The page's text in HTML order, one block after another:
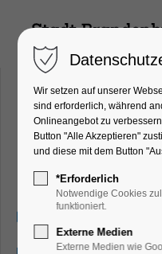
seidenen
Führung
Wir setzen auf unserer
sind erforderlich, während
Onlineangebot zu
Button "Alle Akzeptieren"
und diese mit dem Button
*Erforderlich
Notwendige Cookies
funktioniert.
Externe Medien
Externe Medien wie